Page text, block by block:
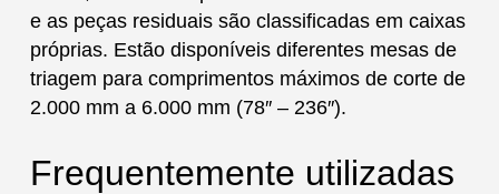
e as peças residuais são classificadas em caixas
próprias. Estão disponíveis diferentes mesas de
triagem para comprimentos máximos de corte de
2.000 mm a 6.000 mm (78″ – 236″).
Frequentemente utilizadas